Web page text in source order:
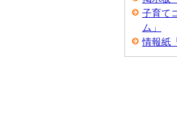
子育て
ム」
情報紙